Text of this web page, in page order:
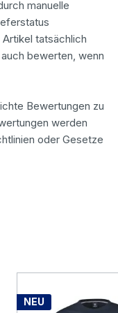
manuelle
tatsächlich
bewerten, wenn
Bewertungen zu
werden
oder Gesetze
NEU